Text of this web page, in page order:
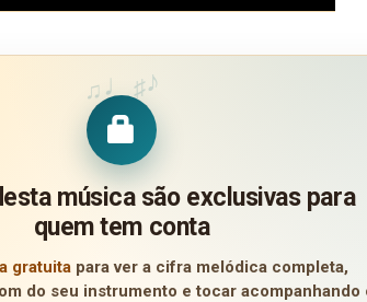
♫ ♩ ♯♪
música são exclusivas para
quem tem conta
gratuita para ver a cifra melódica completa,
do seu instrumento e tocar acompanhando